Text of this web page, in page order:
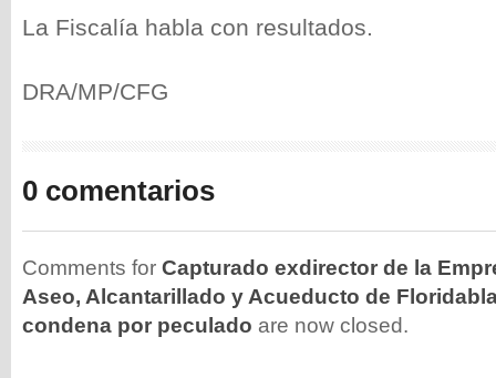
La Fiscalía habla con resultados.
DRA/MP/CFG
0 comentarios
Comments for Capturado exdirector de la
Aseo, Alcantarillado y Acueducto de
condena por peculado are now closed.